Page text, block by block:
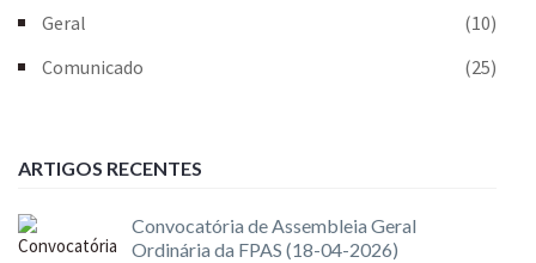
Geral
(10)
Comunicado
(25)
ARTIGOS RECENTES
Convocatória de Assembleia Geral
Ordinária da FPAS (18-04-2026)